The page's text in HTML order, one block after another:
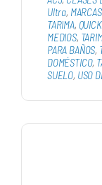
Ultra,
TARIMA,
MEDIOS,
PARA BAÑOS,
DOMÉSTICO,
SUELO, USO